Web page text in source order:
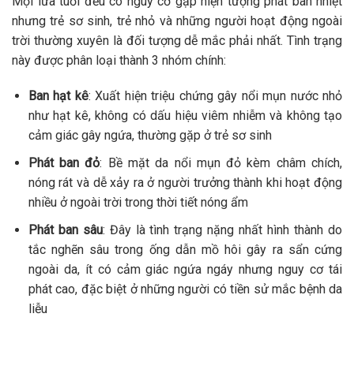
nhưng trẻ sơ sinh, trẻ nhỏ và những người hoạt động ngoài
trời thường xuyên là đối tượng dễ mắc phải nhất. Tình trạng
này được phân loại thành 3 nhóm chính:
Ban hạt kê: Xuất hiện triệu chứng gây nổi mụn nước nhỏ
như hạt kê, không có dấu hiệu viêm nhiễm và không tạo
cảm giác gây ngứa, thường gặp ở trẻ sơ sinh
Phát ban đỏ: Bề mặt da nổi mụn đỏ kèm châm chích,
nóng rát và dễ xảy ra ở người trưởng thành khi hoạt động
nhiều ở ngoài trời trong thời tiết nóng ẩm
Phát ban sâu: Đây là tình trạng nặng nhất hình thành do
tắc nghẽn sâu trong ống dẫn mồ hôi gây ra sẩn cứng
ngoài da, ít có cảm giác ngứa ngáy nhưng nguy cơ tái
phát cao, đặc biệt ở những người có tiền sử mắc bệnh da
liễu